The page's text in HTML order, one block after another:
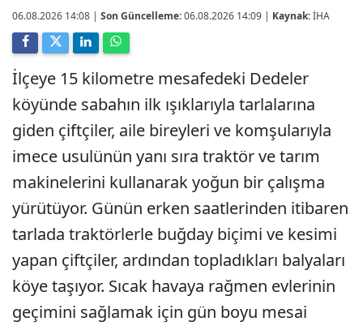
06.08.2026 14:08 | Son Güncelleme:06.08.2026 14:09 | Kaynak:İHA
İlçeye 15 kilometre mesafedeki Dedeler
köyünde sabahın ilk ışıklarıyla tarlalarına
giden çiftçiler, aile bireyleri ve komşularıyla
imece usulünün yanı sıra traktör ve tarım
makinelerini kullanarak yoğun bir çalışma
yürütüyor. Günün erken saatlerinden itibaren
tarlada traktörlerle buğday biçimi ve kesimi
yapan çiftçiler, ardından topladıkları balyaları
köye taşıyor. Sıcak havaya rağmen evlerinin
geçimini sağlamak için gün boyu mesai